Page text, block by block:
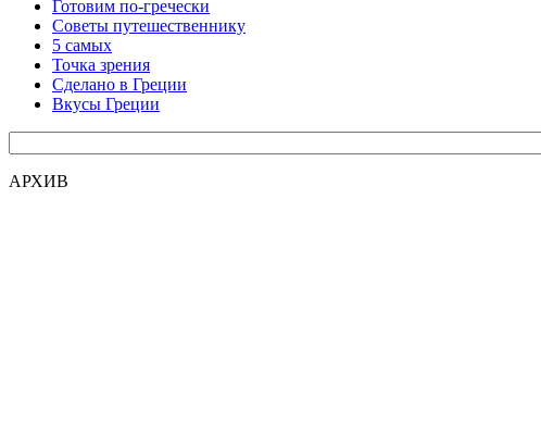
Готовим по-гречески
Советы путешественнику
5 самых
Точка зрения
Сделано в Греции
Вкусы Греции
АРХИВ